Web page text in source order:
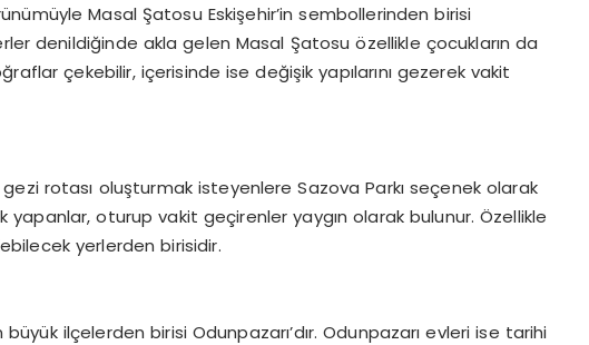
Masal Şatosu Eskişehir’in sembollerinden birisi
denildiğinde akla gelen Masal Şatosu özellikle çocukların da
çekebilir, içerisinde ise değişik yapılarını gezerek vakit
rotası oluşturmak isteyenlere Sazova Parkı seçenek olarak
yapanlar, oturup vakit geçirenler yaygın olarak bulunur. Özellikle
yerlerden birisidir.
ilçelerden birisi Odunpazarı’dır. Odunpazarı evleri ise tarihi